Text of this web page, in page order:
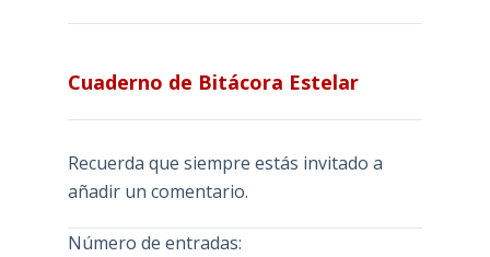
Cuaderno de Bitácora Estelar
Recuerda que siempre estás invitado a
añadir un comentario.
Número de entradas: